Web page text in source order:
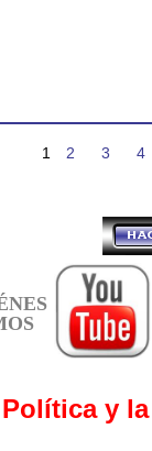
1 2 3 4
Política y